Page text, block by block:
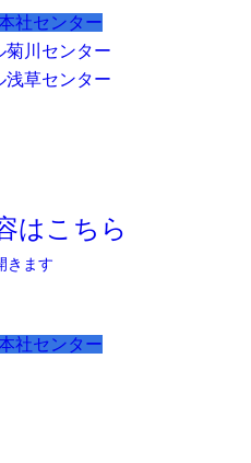
社センター
菊川センター
浅草センター
はこちら
きます
社センター